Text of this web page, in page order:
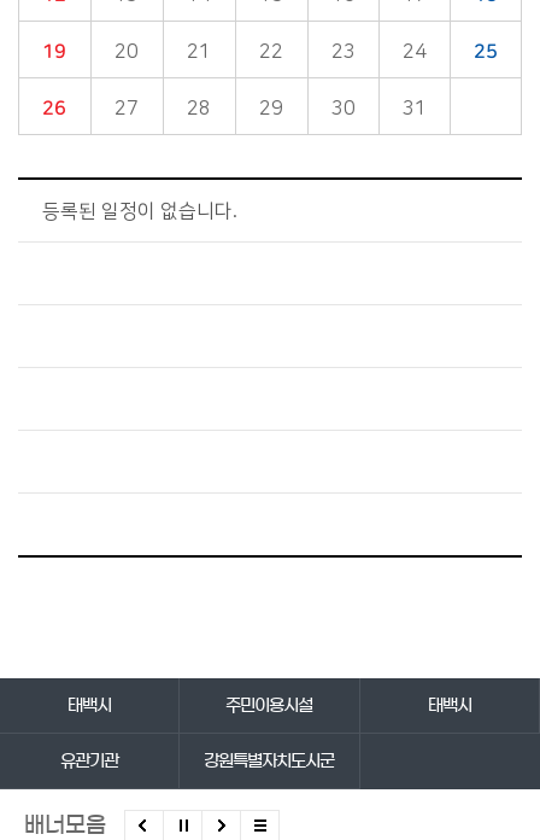
19 20 21 22 23 24 25
26 27 28 29 30 31
등록된 일정이 없습니다.
태백시 주민이용시설 태백시
유관기관 강원특별자치도시군
배너모음